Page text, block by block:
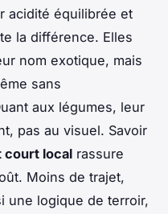
acidité équilibrée et
la différence. Elles
nom exotique, mais
sans
aux légumes, leur
pas au visuel. Savoir
court local rassure
Moins de trajet,
une logique de terroir,